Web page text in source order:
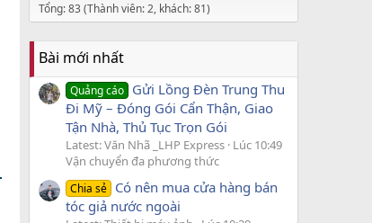
Tổng: 83 (Thành viên: 2, khách: 81)
Bài mới nhất
Quảng cáo Gửi Lồng Đèn Trung Thu
Đi Mỹ – Đóng Gói Cẩn Thận, Giao
Tận Nhà, Thủ Tục Trọn Gói
Latest: Văn Nhã _LHP Express Lúc 10:49
Vận chuyển đa phương thức
Chia sẻ Có nên mua cửa hàng bán
tóc giả nước ngoài